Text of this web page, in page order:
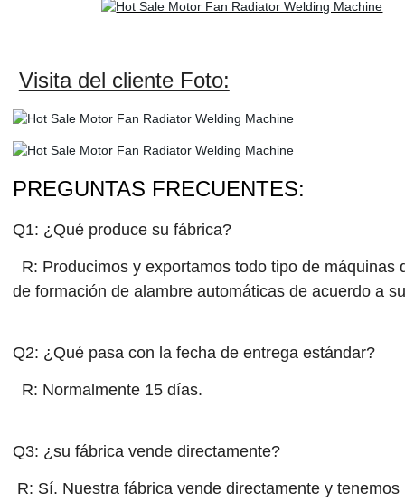
Visita del cliente Foto:
PREGUNTAS FRECUENTES:
Q1: ¿Qué produce su fábrica?
R: Producimos y exportamos todo tipo de
de formación de alambre automáticas de acuerdo a
Q2: ¿Qué pasa con la fecha de entrega estándar?
R: Normalmente 15 días.
Q3: ¿su fábrica vende directamente?
R: Sí. Nuestra fábrica vende directamente y